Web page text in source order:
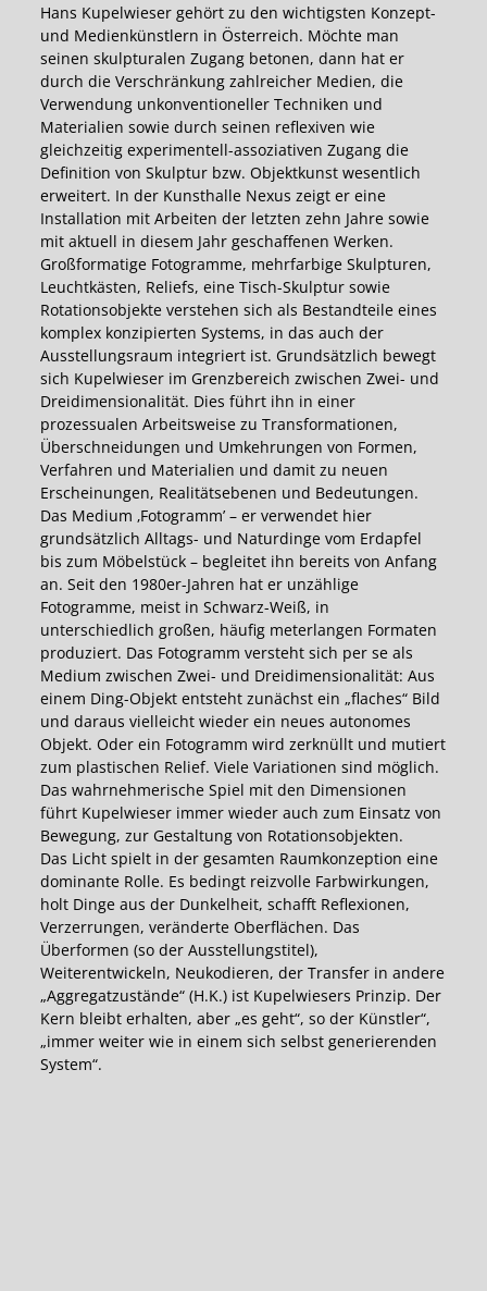
Hans Kupelwieser gehört zu den wichtigsten Konzept-
und Medienkünstlern in Österreich. Möchte man
seinen skulpturalen Zugang betonen, dann hat er
durch die Verschränkung zahlreicher Medien, die
Verwendung unkonventioneller Techniken und
Materialien sowie durch seinen reflexiven wie
gleichzeitig experimentell-assoziativen Zugang die
Definition von Skulptur bzw. Objektkunst wesentlich
erweitert. In der Kunsthalle Nexus zeigt er eine
Installation mit Arbeiten der letzten zehn Jahre sowie
mit aktuell in diesem Jahr geschaffenen Werken.
Großformatige Fotogramme, mehrfarbige Skulpturen,
Leuchtkästen, Reliefs, eine Tisch-Skulptur sowie
Rotationsobjekte verstehen sich als Bestandteile eines
komplex konzipierten Systems, in das auch der
Ausstellungsraum integriert ist. Grundsätzlich bewegt
sich Kupelwieser im Grenzbereich zwischen Zwei- und
Dreidimensionalität. Dies führt ihn in einer
prozessualen Arbeitsweise zu Transformationen,
Überschneidungen und Umkehrungen von Formen,
Verfahren und Materialien und damit zu neuen
Erscheinungen, Realitätsebenen und Bedeutungen.
Das Medium ‚Fotogramm’ – er verwendet hier
grundsätzlich Alltags- und Naturdinge vom Erdapfel
bis zum Möbelstück – begleitet ihn bereits von Anfang
an. Seit den 1980er-Jahren hat er unzählige
Fotogramme, meist in Schwarz-Weiß, in
unterschiedlich großen, häufig meterlangen Formaten
produziert. Das Fotogramm versteht sich per se als
Medium zwischen Zwei- und Dreidimensionalität: Aus
einem Ding-Objekt entsteht zunächst ein „flaches“ Bild
und daraus vielleicht wieder ein neues autonomes
Objekt. Oder ein Fotogramm wird zerknüllt und mutiert
zum plastischen Relief. Viele Variationen sind möglich.
Das wahrnehmerische Spiel mit den Dimensionen
führt Kupelwieser immer wieder auch zum Einsatz von
Bewegung, zur Gestaltung von Rotationsobjekten.
Das Licht spielt in der gesamten Raumkonzeption eine
dominante Rolle. Es bedingt reizvolle Farbwirkungen,
holt Dinge aus der Dunkelheit, schafft Reflexionen,
Verzerrungen, veränderte Oberflächen. Das
Überformen (so der Ausstellungstitel),
Weiterentwickeln, Neukodieren, der Transfer in andere
„Aggregatzustände“ (H.K.) ist Kupelwiesers Prinzip. Der
Kern bleibt erhalten, aber „es geht“, so der Künstler“,
„immer weiter wie in einem sich selbst generierenden
System“.